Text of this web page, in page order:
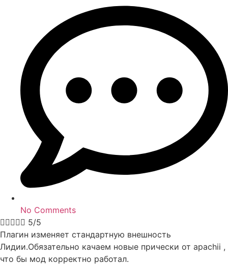
No Comments
 5/5
Плагин изменяет стандартную внешность
Лидии.Обязательно качаем новые прически от apachii ,
что бы мод корректно работал.